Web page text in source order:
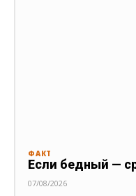
ФАКТ
Если бедный —
07/08/2026